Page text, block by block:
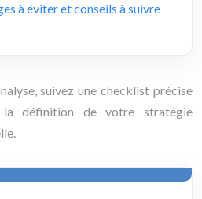
à éviter et conseils à suivre
suivez une checklist précise
définition de votre stratégie